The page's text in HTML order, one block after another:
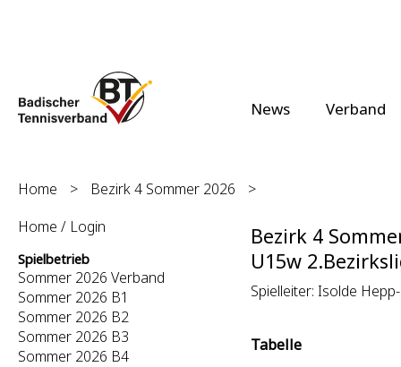
News Verband
Home > Bezirk 4 Sommer 2026
>
Home / Login
Spielbetrieb
Sommer 2026 Verband
Sommer 2026 B1
Sommer 2026 B2
Sommer 2026 B3
Sommer 2026 B4
Bezirk 4
U15w
Spielleiter: Isolde
Tabelle